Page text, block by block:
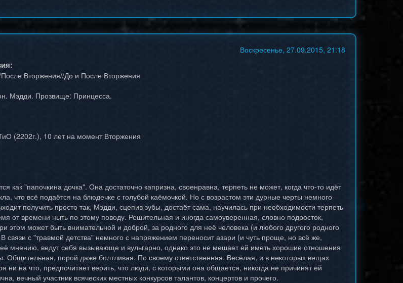
Воскресенье, 27.09.2015, 21:18
Вторжения//До и После Вторжения
Мэдди. Прозвище: Принцесса.
(2202г.), 10 лет на момент Вторжения
как "папочкина дочка". Она достаточно капризна, своенравна, терпеть не может, когда что-то идёт
что всё подаётся на блюдечке с голубой каёмочкой. Но с возрастом эти дурные черты немного
получить просто так, Мэдди, сцепив зубы, достаёт сама, научилась при необходимости терпеть
от времени ныть по этому поводу. Решительная и иногда самоуверенная, словно подросток,
этом может быть внимательной и доброй, за родного для неё человека (и любого другого родного
связи с "травмой детства" немного с напряжением переносит азари (и чуть проще, но всё же,
мнению, ведут себя вызывающе и вульгарно, однако это не мешает ей иметь хорошие отношения
Общительная, порой даже болтливая. По своему ответственная. Весёлая, и в некоторых вещах
ни на что, предпочитает верить, что люди, с которыми она общается, никогда не причинят ей
вечный участник всяческих местных конкурсов талантов, концертов и прочего.